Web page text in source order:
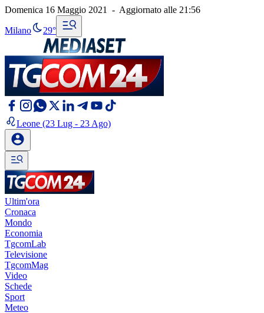
Domenica 16 Maggio 2021 - Aggiornato alle 21:56
Milano 29°
Leone (23 Lug - 23 Ago)
Ultim'ora
Cronaca
Mondo
Economia
TgcomLab
Televisione
TgcomMag
Video
Schede
Sport
Meteo